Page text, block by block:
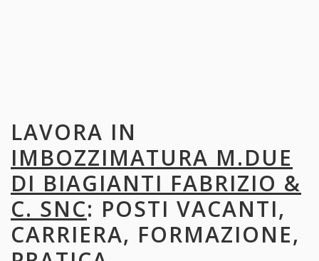
LAVORA IN
IMBOZZIMATURA M.DUE
DI BIAGIANTI FABRIZIO &
C. SNC: POSTI VACANTI,
CARRIERA, FORMAZIONE,